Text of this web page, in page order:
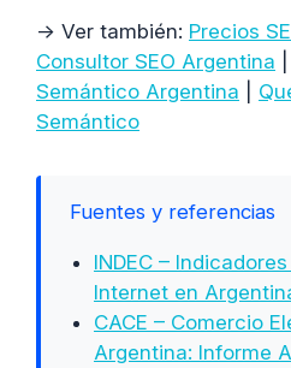
→ Ver también: Precios
Consultor SEO Argentina
Semántico Argentina
Semántico
Fuentes y referencias
INDEC –
Internet en
CACE – Comercio
Argentina: Informe